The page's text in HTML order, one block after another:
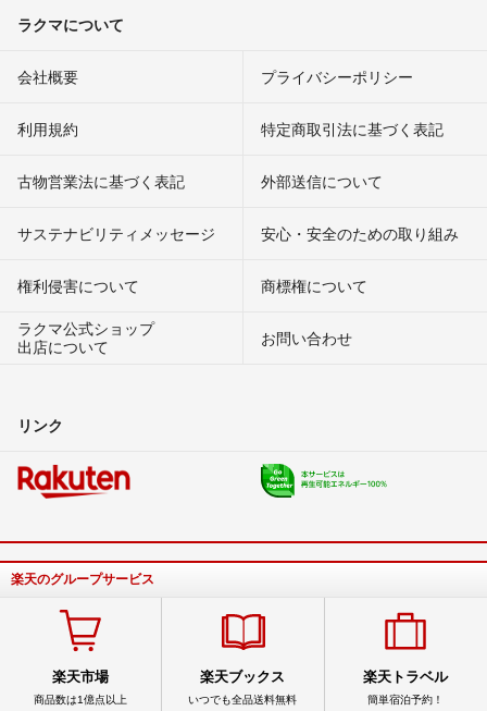
ラクマについて
会社概要 プライバシーポリシー
利用規約 特定商取引法に基づく表記
古物営業法に基づく表記 外部送信について
サステナビリティメッセージ 安心・安全のための取り組み
権利侵害について
商標権について
ラクマ公式ショップ
出店について
お問い合わせ
リンク
楽天のグループサービス
楽天市場
商品数は1億点以上
楽天ブックス
いつでも全品送料無料
楽天トラベル
簡単宿泊予約！